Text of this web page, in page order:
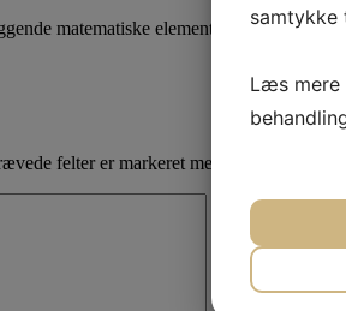
matematiske elementer kan
felter er markeret med
samtykke
Læs mere